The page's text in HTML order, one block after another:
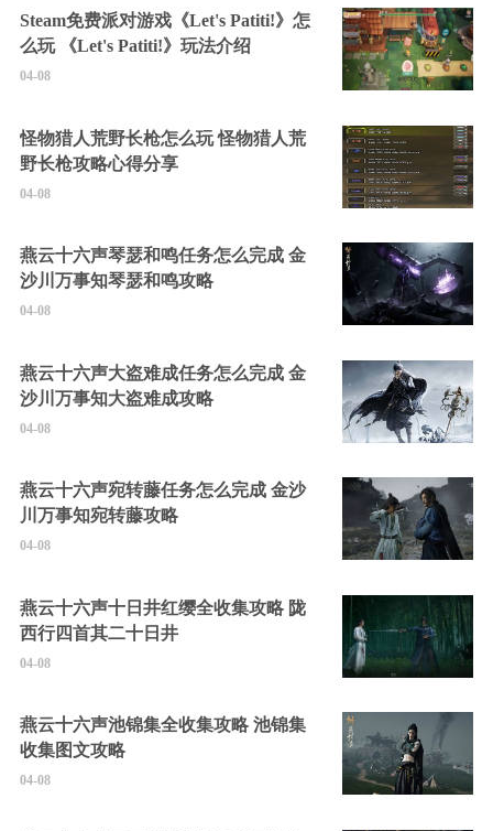
Steam免费派对游戏《Let's Patiti!》怎
么玩 《Let's Patiti!》玩法介绍
04-08
怪物猎人荒野长枪怎么玩 怪物猎人荒
野长枪攻略心得分享
04-08
燕云十六声琴瑟和鸣任务怎么完成 金
沙川万事知琴瑟和鸣攻略
04-08
燕云十六声大盗难成任务怎么完成 金
沙川万事知大盗难成攻略
04-08
燕云十六声宛转藤任务怎么完成 金沙
川万事知宛转藤攻略
04-08
燕云十六声十日井红缨全收集攻略 陇
西行四首其二十日井
04-08
燕云十六声池锦集全收集攻略 池锦集
收集图文攻略
04-08